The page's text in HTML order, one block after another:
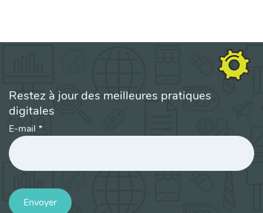
Restez à jour des meilleures pratiques
digitales
E-mail *
Envoyer